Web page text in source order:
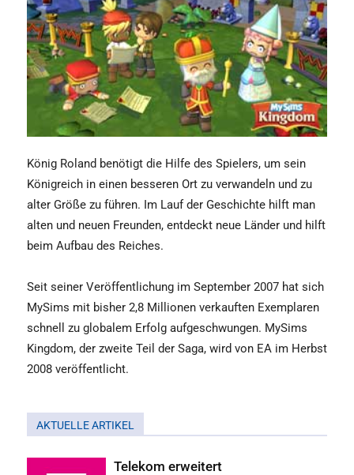
König Roland benötigt die Hilfe des Spielers, um sein
Königreich in einen besseren Ort zu verwandeln und zu
alter Größe zu führen. Im Lauf der Geschichte hilft man
alten und neuen Freunden, entdeckt neue Länder und hilft
beim Aufbau des Reiches.
Seit seiner Veröffentlichung im September 2007 hat sich
MySims mit bisher 2,8 Millionen verkauften Exemplaren
schnell zu globalem Erfolg aufgeschwungen. MySims
Kingdom, der zweite Teil der Saga, wird von EA im Herbst
2008 veröffentlicht.
AKTUELLE ARTIKEL
Telekom erweitert